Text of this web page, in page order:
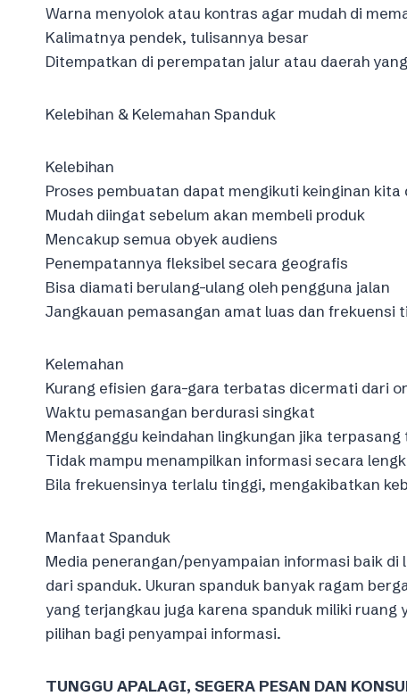
Warna menyolok atau kontras agar mudah di
Kalimatnya pendek, tulisannya besar
Ditempatkan di perempatan jalur atau daerah
Kelebihan & Kelemahan Spanduk
Kelebihan
Proses pembuatan dapat mengikuti keinginan
Mudah diingat sebelum akan membeli produk
Mencakup semua obyek audiens
Penempatannya fleksibel secara geografis
Bisa diamati berulang-ulang oleh pengguna jalan
Jangkauan pemasangan amat luas dan frekuensi
Kelemahan
Kurang efisien gara-gara terbatas dicermati dari
Waktu pemasangan berdurasi singkat
Mengganggu keindahan lingkungan jika
Tidak mampu menampilkan informasi secara
Bila frekuensinya terlalu tinggi, mengakibatkan
Manfaat Spanduk
Media penerangan/penyampaian informasi baik
dari spanduk. Ukuran spanduk banyak ragam
yang terjangkau juga karena spanduk miliki
pilihan bagi penyampai informasi.
TUNGGU APALAGI, SEGERA PESAN DAN